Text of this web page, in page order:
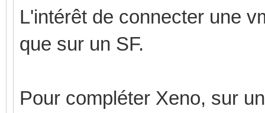
L'intérêt de connecter une
que sur un SF.
Pour compléter Xeno, sur